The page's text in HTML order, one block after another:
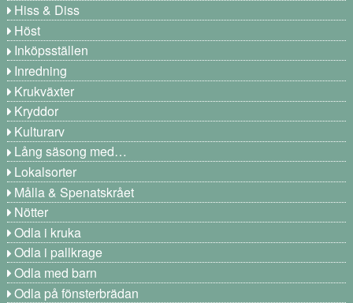
Hiss & Diss
Höst
Inköpsställen
Inredning
Krukväxter
Kryddor
Kulturarv
Lång säsong med…
Lokalsorter
Målla & Spenatskrået
Nötter
Odla i kruka
Odla i pallkrage
Odla med barn
Odla på fönsterbrädan